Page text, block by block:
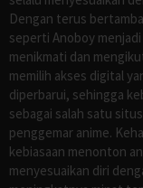
Dengan terus
seperti Anoboy
menikmati dan
memilih akses digital
diperbarui, sehingga
sebagai salah satu
penggemar anime.
kebiasaan menonton
menyesuaikan diri